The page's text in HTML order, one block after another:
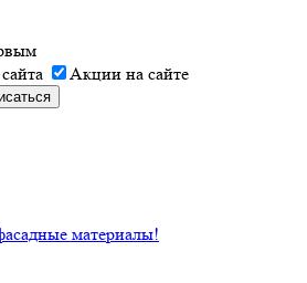
Акции на сайте
материалы!